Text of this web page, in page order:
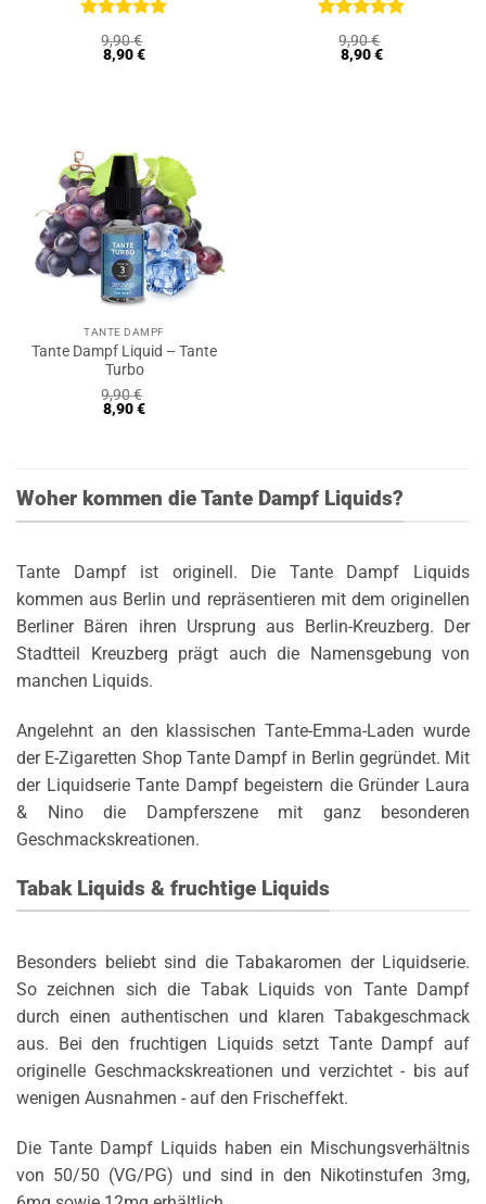
Bewertet
mit5von
9,90€
8,90€
Bewertet
mit5von
9,90€
8,90€
TANTE DAMPF
Tante Dampf Liquid – Tante
Turbo
9,90€
8,90€
Woher kommen die Tante Dampf Liquids?
Tante Dampf ist originell. Die Tante Dampf Liquids
kommen aus Berlin und repräsentieren mit dem originellen
Berliner Bären ihren Ursprung aus Berlin-Kreuzberg. Der
Stadtteil Kreuzberg prägt auch die Namensgebung von
manchen Liquids.
Angelehnt an den klassischen Tante-Emma-Laden wurde
der E-Zigaretten Shop Tante Dampf in Berlin gegründet. Mit
der Liquidserie Tante Dampf begeistern die Gründer Laura
& Nino die Dampferszene mit ganz besonderen
Geschmackskreationen.
Tabak Liquids & fruchtige Liquids
Besonders beliebt sind die Tabakaromen der Liquidserie.
So zeichnen sich die Tabak Liquids von Tante Dampf
durch einen authentischen und klaren Tabakgeschmack
aus. Bei den fruchtigen Liquids setzt Tante Dampf auf
originelle Geschmackskreationen und verzichtet - bis auf
wenigen Ausnahmen - auf den Frischeffekt.
Die Tante Dampf Liquids haben ein Mischungsverhältnis
von 50/50 (VG/PG) und sind in den Nikotinstufen 3mg,